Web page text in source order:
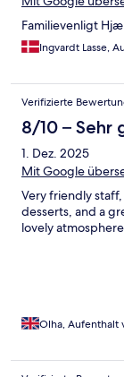
kleine
noch in keinem
Rezeption alles
Von 11 Tagen
Reklamation
nachfragt haben,
Auch wenn es
Handtücher
gebracht ect.
Nebensaisonpreis
Familievenligt
Ingvardt Lasse,
Verifizierte
8/10 – Sehr
1. Dez. 2025
Mit Google
Very friendly
desserts, and a
lovely
Olha, Aufenthalt